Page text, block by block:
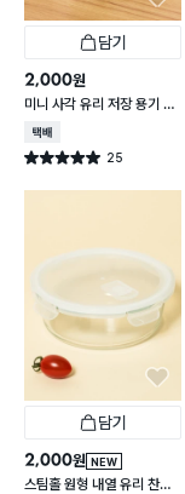
담기
2,000원
미니 사각 유리 저장 용기 13
0 ml
택배배송
별점 5.0점 25
건 작성
담기
NEW
2,000원
스팀홀 원형 내열 유리 찬통